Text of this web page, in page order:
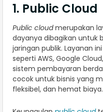
1. Public Cloud
Public cloudmerupakan
dayanya dibagikan untuk
jaringan publik. Layanan
seperti AWS, Google
sistem pembayaran
cocok untuk bisnis yang
fleksibel, dan hemat biaya.